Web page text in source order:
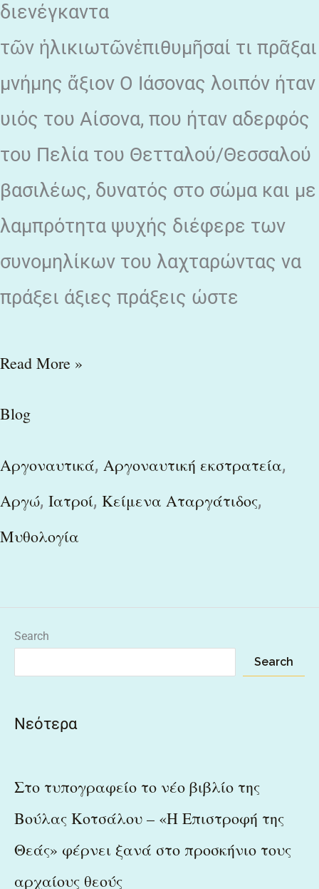
διενέγκαντα
τῶν ἡλικιωτῶνἐπιθυμῆσαί τι πρᾶξαι
μνήμης ἄξιον Ο Ιάσονας λοιπόν ήταν
υιός του Αίσονα, που ήταν αδερφός
του Πελία του Θετταλού/Θεσσαλού
βασιλέως, δυνατός στο σώμα και με
λαμπρότητα ψυχής διέφερε των
συνομηλίκων του λαχταρώντας να
πράξει άξιες πράξεις ώστε
Read More »
Blog
Αργοναυτικά, Αργοναυτική εκστρατεία,
Αργώ, Ιατροί, Κείμενα Αταργάτιδος,
Μυθολογία
Search
Search
Νεότερα
Στο τυπογραφείο το νέο βιβλίο της
Βούλας Κοτσάλου – «Η Επιστροφή της
Θεάς» φέρνει ξανά στο προσκήνιο τους
αρχαίους θεούς